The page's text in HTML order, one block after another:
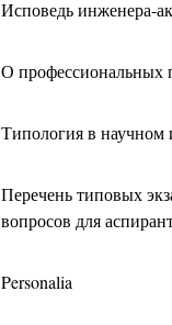
Исповедь инженера-
О профессиональных
Типология в научном
Перечень типовых
вопросов для
Personalia